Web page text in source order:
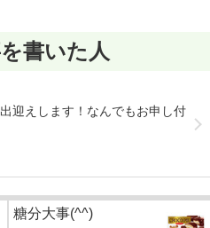
書いた人
迎えします！なんでもお申し付
糖分大事(^^)